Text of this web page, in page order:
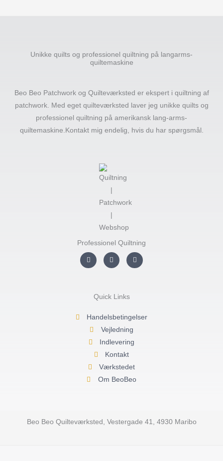
Unikke quilts og professionel quiltning på langarms-
quiltemaskine
Beo Beo Patchwork og Quilteværksted er ekspert i quiltning af
patchwork. Med eget quilteværksted laver jeg unikke quilts og
professionel quiltning på amerikansk lang-arms-
quiltemaskine.Kontakt mig endelig, hvis du har spørgsmål.
Professionel Quiltning
I
n
s
F
a
c
o
k
Y
o
u
Quick Links
Handelsbetingelser
Vejledning
Indlevering
Kontakt
Værkstedet
Om BeoBeo
Beo Beo Quilteværksted, Vestergade 41, 4930 Maribo